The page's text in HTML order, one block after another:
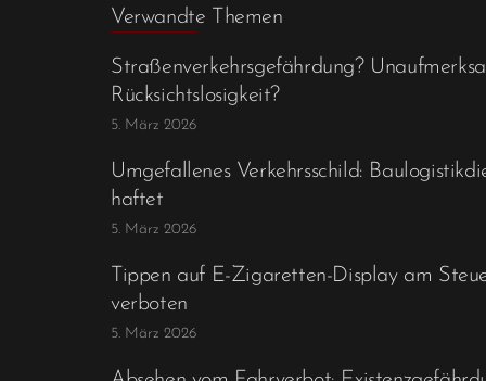
Verwandte Themen
Straßenverkehrsgefährdung?
Rücksichtslosigkeit?
5. März 2026
Umgefallenes Verkehrsschild:
haftet
5. März 2026
Tippen auf E-Zigaretten-Display am
verboten
5. März 2026